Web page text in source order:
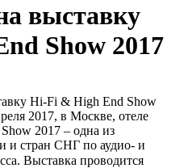
выставку
Show 2017
Hi-Fi & High End Show
2017, в Москве, отеле
2017 – одна из
и стран СНГ по аудио- и
Выставка проводится